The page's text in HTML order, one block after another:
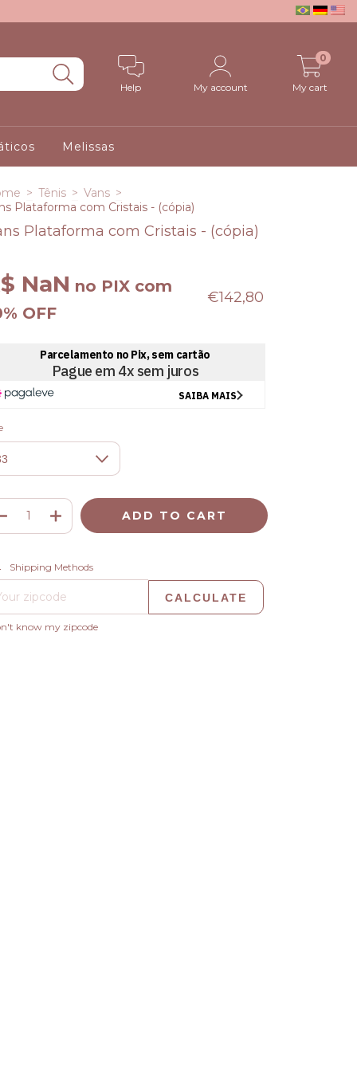
Help My account My cart
0
Melissas
> Tênis > Vans >
Plataforma com Cristais - (cópia)
Plataforma com Cristais - (cópia)
NaN no PIX com
OFF
€142,80
for zipcode:
Shipping Methods
CALCULATE
know my zipcode